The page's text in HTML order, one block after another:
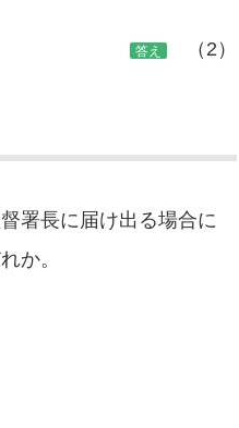
答え （2）
署長に届け出る場合に
か。